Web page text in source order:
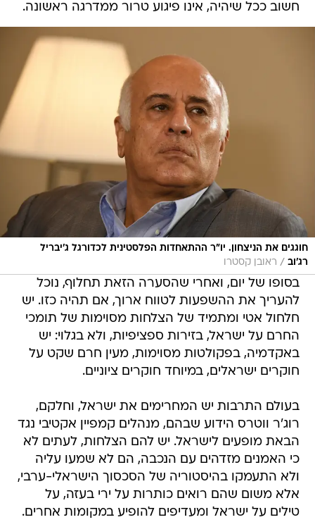
חשוב ככל שיהיה, אינו פיגוע טרור ממדרגה ראשונה.
חוגגים את הניצחון. יו"ר ההתאחדות הפלסטינית לכדורגל ג'יבריל
רג'וב / ראובן קסטרו
בסופו של יום, ואחרי שהסערה הזאת תחלוף, נוכל
להעריך את ההשפעות לטווח ארוך, אם תהיה כזו. יש
חלחול אטי ומתמיד של הצלחות מסוימות של תומכי
החרם על ישראל, בזירות ספציפיות, ולא בגלוי: יש
באקדמיה, בפקולטות מסוימות, מעין חרם שקט על
חוקרים ישראלים, במיוחד חוקרים ציוניים.
בעולם התרבות יש המחרימים את ישראל, וחלקם,
רוג'ר ווטרס הידוע שבהם, מנהלים קמפיין אקטיבי נגד
הבאת מופעים לישראל. יש להם הצלחות, לעתים לא
כי האמנים מזדהים עם הנכבה, הם לא שמעו עליה
ולא התעמקו בהיסטוריה של הסכסוך הישראלי-ערבי,
אלא משום שהם רואים כותרות על ירי בעזה, על
טילים על ישראל ומעדיפים להופיע במקומות אחרים.